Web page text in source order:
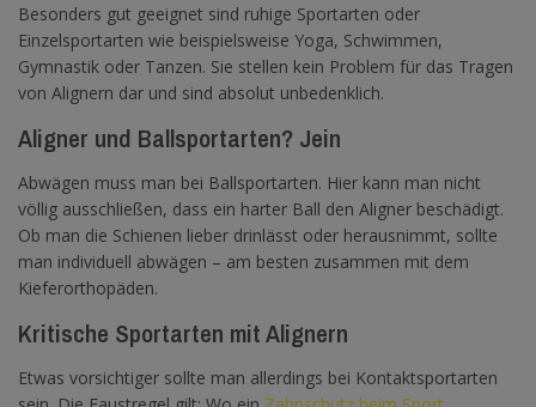
Besonders gut geeignet sind ruhige Sportarten oder
Einzelsportarten wie beispielsweise Yoga, Schwimmen,
Gymnastik oder Tanzen. Sie stellen kein Problem für das Tragen
von Alignern dar und sind absolut unbedenklich.
Aligner und Ballsportarten? Jein
Abwägen muss man bei Ballsportarten. Hier kann man nicht
völlig ausschließen, dass ein harter Ball den Aligner beschädigt.
Ob man die Schienen lieber drinlässt oder herausnimmt, sollte
man individuell abwägen – am besten zusammen mit dem
Kieferorthopäden.
Kritische Sportarten mit Alignern
Etwas vorsichtiger sollte man allerdings bei Kontaktsportarten